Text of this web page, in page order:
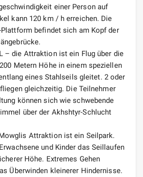
einer Person auf
kann 120 km / h erreichen. Die
befindet sich am Kopf der
– die Attraktion ist ein Flug über die
Metern Höhe in einem speziellen
eines Stahlseils gleitet. 2 oder
gleichzeitig. Die Teilnehmer
können sich wie schwebende
über der Akhshtyr-Schlucht
Attraktion ist ein Seilpark.
und Kinder das Seillaufen
Höhe. Extremes Gehen
Überwinden kleinerer Hindernisse.